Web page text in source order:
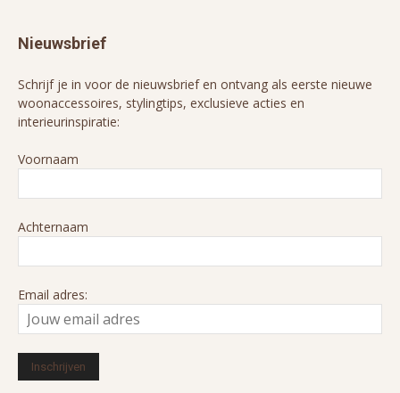
Nieuwsbrief
Schrijf je in voor de nieuwsbrief en ontvang als eerste nieuwe
woonaccessoires, stylingtips, exclusieve acties en
interieurinspiratie:
Voornaam
Achternaam
Email adres: